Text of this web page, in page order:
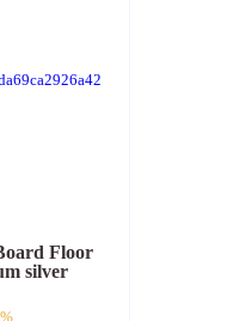
Floor
silver